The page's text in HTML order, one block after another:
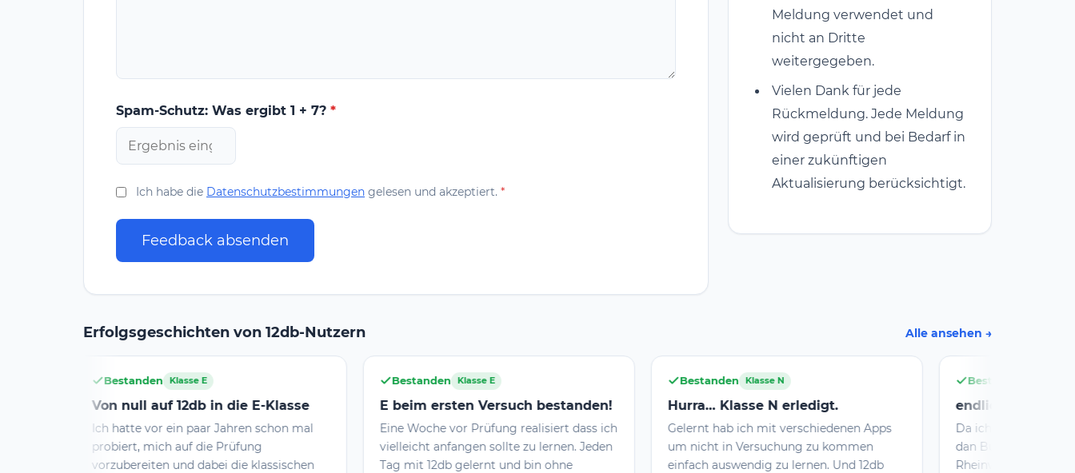
Spam-Schutz: Was ergibt 1 + 7? *
Ich habe die Datenschutzbestimmungen gelesen und akzeptiert. *
Feedback absenden
Meldung verwendet und
nicht an Dritte
weitergegeben.
Vielen Dank für jede
Rückmeldung. Jede Meldung
wird geprüft und bei Bedarf in
einer zukünftigen
Aktualisierung berücksichtigt.
Erfolgsgeschichten von 12db-Nutzern Alle ansehen
auf 12db in die E-Klasse
vor ein paar Jahren schon mal
mich auf die Prüfung
und dabei die klassischen
E beim ersten Versuch bestanden!
Eine Woche vor Prüfung realisiert dass ich
vielleicht anfangen sollte zu lernen. Jeden
Tag mit 12db gelernt und bin ohne
Hurra… Klasse N erledigt.
Gelernt hab ich mit verschiedenen Apps
um nicht in Versuchung zu kommen
einfach auswendig zu lernen. Und 12db
endlich Funkamateur
Da ich alleine gelernt habe, wurde zuerst
dan Buch "Amateurfung! aus dem
Rheinwerk-Verlag gelesen, um einen